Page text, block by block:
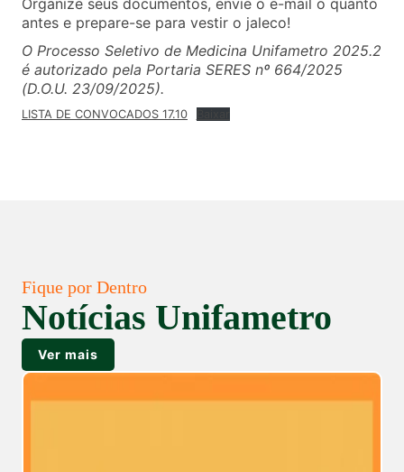
Organize seus documentos, envie o e-mail o quanto
antes e prepare-se para vestir o jaleco!
O Processo Seletivo de Medicina Unifametro 2025.2
é autorizado pela Portaria SERES nº 664/2025
(D.O.U. 23/09/2025).
LISTA DE CONVOCADOS 17.10
Fique por Dentro
Notícias Unifametro
Ver mais